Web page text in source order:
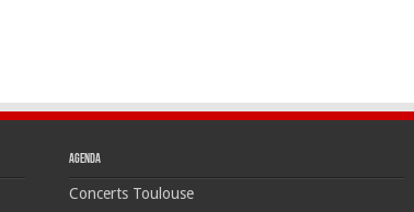
Agenda
Concerts Toulouse